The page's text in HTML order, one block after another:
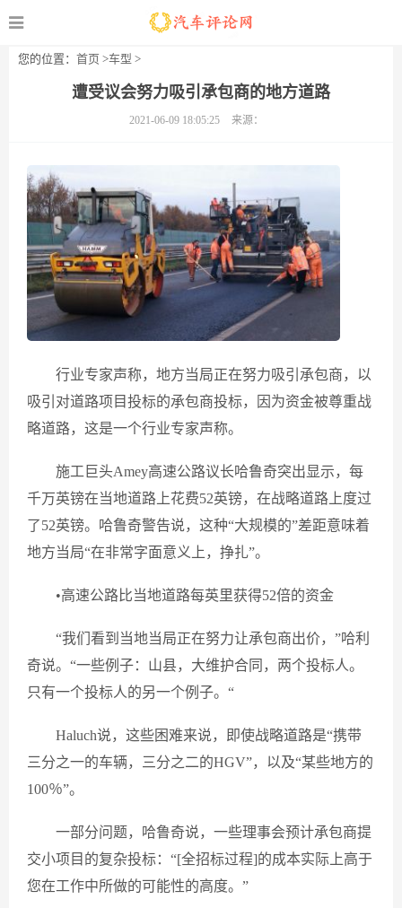
您的位置： 首页 >车型 >
遭受议会努力吸引承包商的地方道路
2021-06-09 18:05:25 来源：
行业专家声称，地方当局正在努力吸引承包商，以
吸引对道路项目投标的承包商投标，因为资金被尊重战
略道路，这是一个行业专家声称。
施工巨头Amey高速公路议长哈鲁奇突出显示，每
千万英镑在当地道路上花费52英镑，在战略道路上度过
了52英镑。哈鲁奇警告说，这种“大规模的”差距意味着
地方当局“在非常字面意义上，挣扎”。
•高速公路比当地道路每英里获得52倍的资金
“我们看到当地当局正在努力让承包商出价，”哈利
奇说。“一些例子：山县，大维护合同，两个投标人。
只有一个投标人的另一个例子。“
Haluch说，这些困难来说，即使战略道路是“携带
三分之一的车辆，三分之二的HGV”，以及“某些地方的
100％”。
一部分问题，哈鲁奇说，一些理事会预计承包商提
交小项目的复杂投标：“[全招标过程]的成本实际上高于
您在工作中所做的可能性的高度。”